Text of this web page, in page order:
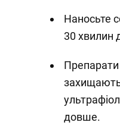
Наносьте
30 хвилин
довше.